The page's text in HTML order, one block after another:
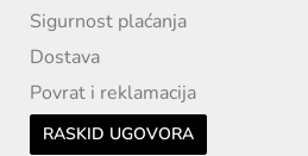
Sigurnost plaćanja
Dostava
Povrat i reklamacija
RASKID UGOVORA